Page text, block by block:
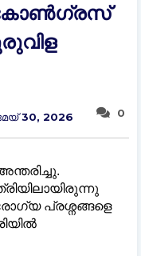
കോണ്‍ഗ്രസ്
0
30, 2026
പ്രശ്നങ്ങളെ